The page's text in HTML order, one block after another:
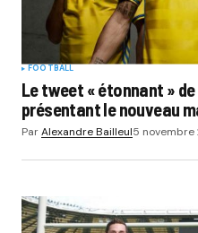
FOOTBALL
Le tweet « étonnant »
présentant le nouveau
ParAlexandre Bailleul5 novembre